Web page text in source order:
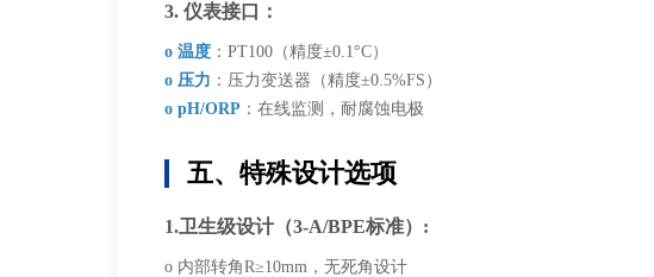
3. 仪表接口：
o 温度：PT100（精度±0.1°C）
o 压力 ：压力变送器（精度±0.5%FS）
o pH/ORP ：在线监测，耐腐蚀电极
五、特殊设计选项
1.卫生级设计（3-A/BPE标准）:
o 内部转角R≥10mm，无死角设计